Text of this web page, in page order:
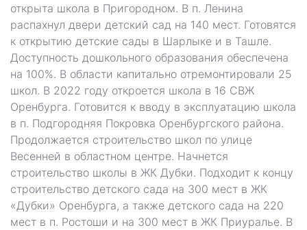
открыта школа в Пригородном. В п. Ленина
распахнул двери детский сад на 140 мест. Готовятся
к открытию детские сады в Шарлыке и в Ташле.
Доступность дошкольного образования обеспечена
на 100%. В области капитально отремонтировали 25
школ. В 2022 году откроется школа в 16 СВЖ
Оренбурга. Готовится к вводу в эксплуатацию школа
в п. Подгородняя Покровка Оренбургского района.
Продолжается строительство школ по улице
Весенней в областном центре. Начнется
строительство школы в ЖК Дубки. Подходит к концу
строительство детского сада на 300 мест в ЖК
«Дубки» Оренбурга, а также детского сада на 220
мест в п. Ростоши и на 300 мест в ЖК Приуралье. В